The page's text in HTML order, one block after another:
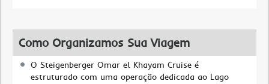
Como Organizamos Sua Viagem
O Steigenberger Omar el Khayam Cruise é
estruturado com uma operação dedicada ao Lago